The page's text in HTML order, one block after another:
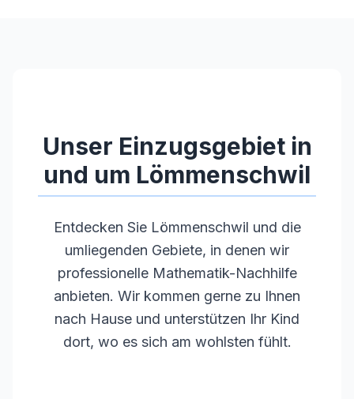
Unser Einzugsgebiet in
und um Lömmenschwil
Entdecken Sie Lömmenschwil und die
umliegenden Gebiete, in denen wir
professionelle Mathematik-Nachhilfe
anbieten. Wir kommen gerne zu Ihnen
nach Hause und unterstützen Ihr Kind
dort, wo es sich am wohlsten fühlt.